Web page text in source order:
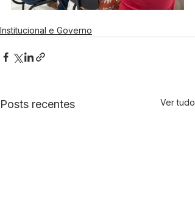
Institucional e Governo
Posts recentes Ver tudo